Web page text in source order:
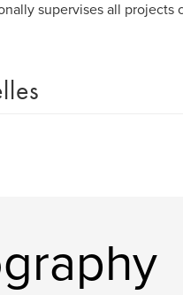
supervises all projects